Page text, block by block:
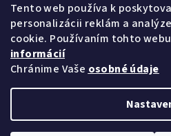
Tento web používa k
personalizácii reklám a
cookie. Používaním tohto
informácií
Chránime Vaše osobné údaje
eshop@adet.sk
+421 948 953 910